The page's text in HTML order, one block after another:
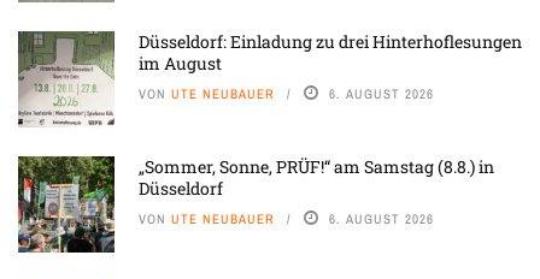
Düsseldorf: Einladung zu drei Hinterhoflesungen
im August
VON UTE NEUBAUER 6. AUGUST 2026
„Sommer, Sonne, PRÜF!“ am Samstag (8.8.) in
Düsseldorf
VON UTE NEUBAUER 6. AUGUST 2026